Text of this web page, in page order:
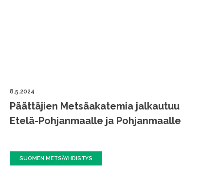
8.5.2024
Päättäjien Metsäakatemia jalkautuu
Etelä-Pohjanmaalle ja Pohjanmaalle
SUOMEN METSÄYHDISTYS